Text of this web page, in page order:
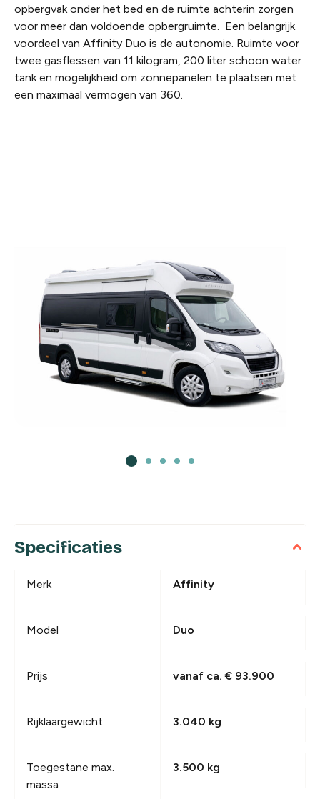
opbergvak onder het bed en de ruimte achterin zorgen
voor meer dan voldoende opbergruimte. Een belangrijk
voordeel van Affinity Duo is de autonomie. Ruimte voor
twee gasflessen van 11 kilogram, 200 liter schoon water
tank en mogelijkheid om zonnepanelen te plaatsen met
een maximaal vermogen van 360.
Specificaties
Merk Affinity
Model Duo
Prijs vanaf ca. € 93.900
Rijklaargewicht 3.040 kg
Toegestane max.
massa
3.500 kg